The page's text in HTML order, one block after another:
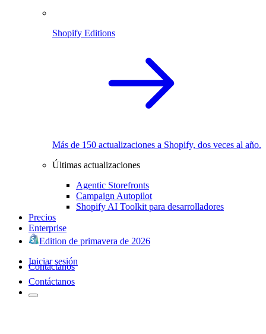
Shopify Editions
Más de 150 actualizaciones a Shopify, dos veces al año.
Últimas actualizaciones
Agentic Storefronts
Campaign Autopilot
Shopify AI Toolkit para desarrolladores
Precios
Enterprise
Edition de primavera de 2026
Iniciar sesión
Contáctanos
Contáctanos